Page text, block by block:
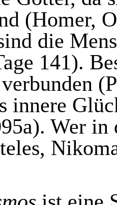
(Homer,
die
141).
innere
Wer in